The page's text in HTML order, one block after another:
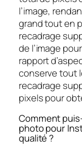
l’image,
grand tout en
recadrage
de l’image
rapport
conserve tout
recadrage
pixels pour
Comment
photo pour
qualité ?